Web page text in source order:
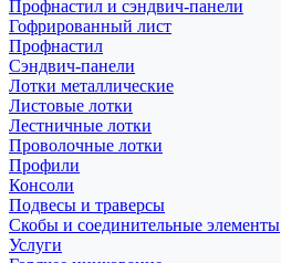
Профнастил и сэндвич-панели
Гофрированный лист
Профнастил
Сэндвич-панели
Лотки металлические
Листовые лотки
Лестничные лотки
Проволочные лотки
Профили
Консоли
Подвесы и траверсы
Скобы и соединительные элементы
Услуги